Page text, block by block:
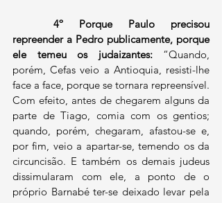
4º Porque Paulo precisou
repreender a Pedro publicamente, porque
ele temeu os judaizantes: “Quando,
porém, Cefas veio a Antioquia, resisti-lhe
face a face, porque se tornara repreensível.
Com efeito, antes de chegarem alguns da
parte de Tiago, comia com os gentios;
quando, porém, chegaram, afastou-se e,
por fim, veio a apartar-se, temendo os da
circuncisão. E também os demais judeus
dissimularam com ele, a ponto de o
próprio Barnabé ter-se deixado levar pela